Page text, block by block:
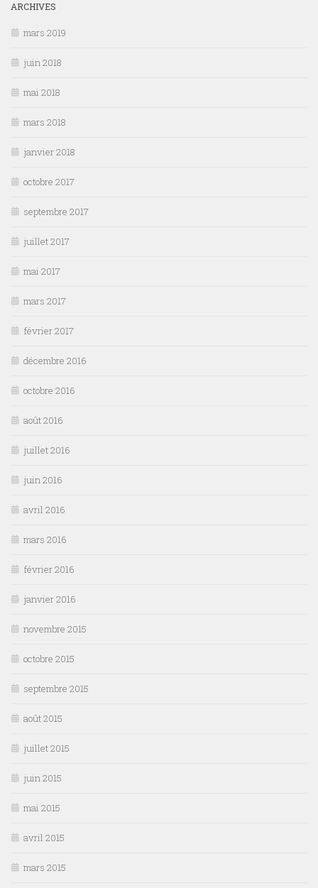
ARCHIVES
mars 2019
juin 2018
mai 2018
mars 2018
janvier 2018
octobre 2017
septembre 2017
juillet 2017
mai 2017
mars 2017
février 2017
décembre 2016
octobre 2016
août 2016
juillet 2016
juin 2016
avril 2016
mars 2016
février 2016
janvier 2016
novembre 2015
octobre 2015
septembre 2015
août 2015
juillet 2015
juin 2015
mai 2015
avril 2015
mars 2015